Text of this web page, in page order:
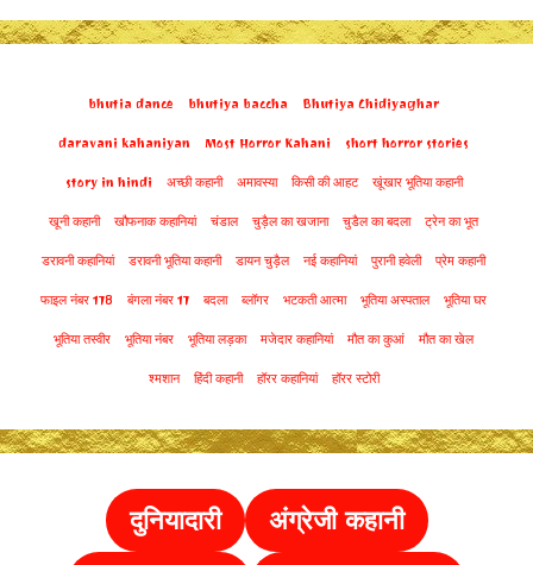
bhutia dance bhutiya baccha Bhutiya Chidiyaghar
daravani kahaniyan Most Horror Kahani short horror stories
story in hindi अच्छी कहानी अमावस्या किसी की आहट खूंखार भूतिया कहानी
खूनी कहानी खौफनाक कहानियां चंडाल चुड़ैल का खजाना चुडैल का बदला ट्रेन का भूत
डरावनी कहानियां डरावनी भूतिया कहानी डायन चुड़ैल नई कहानियां पुरानी हवेली प्रेम कहानी
फाइल नंबर 178 बंगला नंबर 17 बदला ब्लॉगर भटकती आत्मा भूतिया अस्पताल भूतिया घर
भूतिया तस्वीर भूतिया नंबर भूतिया लड़का मजेदार कहानियां मौत का कुआं मौत का खेल
श्मशान हिंदी कहानी हॉरर कहानियां हॉरर स्टोरी
दुनियादारी
अंग्रेजी कहानी